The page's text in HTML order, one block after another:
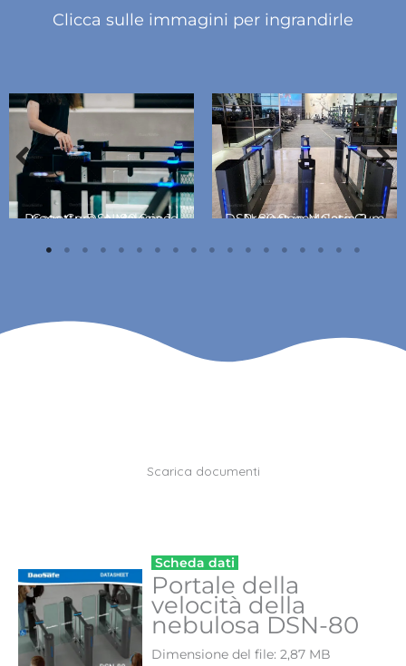
Clicca sulle immagini per ingrandirle
Progetto DSN-80 Speed Gate Gym in Malesia-1 DSN-80 Speed Gate Gym Project in Malesia-2
Scarica documenti
Scheda dati
Portale della
velocità della
nebulosa DSN-80
Dimensione del file: 2,87 MB